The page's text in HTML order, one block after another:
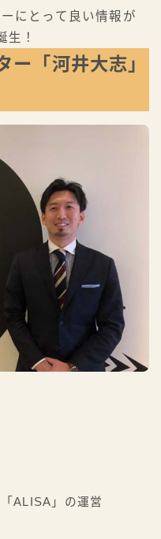
にとって良い情報が
生！
ー「河井大志」
ALISA」の運営